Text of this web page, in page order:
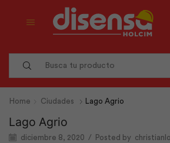
Home Ciudades Lago Agrio
Lago Agrio
diciembre 8, 2020 / Posted by